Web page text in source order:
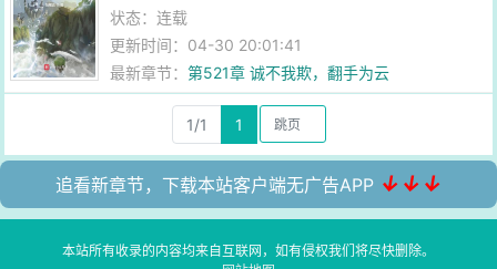
状态：连载
更新时间：04-30 20:01:41
最新章节：第521章 诚不我欺，翻手为云
1/1 1
追看新章节，下载本站客户端无广告APP ↓↓↓
本站所有收录的内容均来自互联网，如有侵权我们将尽快删除。